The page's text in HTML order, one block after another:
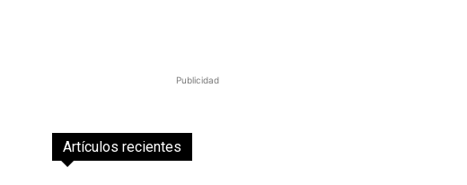
Publicidad
Artículos recientes